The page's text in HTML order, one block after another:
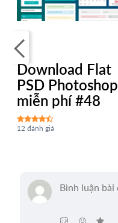
Download Flat
PSD Photoshop
miễn phí #48
12 đánh giá